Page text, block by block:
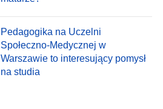
Pedagogika na Uczelni
Społeczno-Medycznej w
Warszawie to interesujący pomysł
na studia